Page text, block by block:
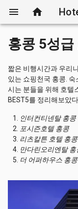
menu home
홍콩 5성급
짧은 비행시간과 우리
있는 쇼핑천국 홍콩.
시는 분들을 위해 호텔
BEST5를 정리해보았다.
인터컨티넨탈 홍콩
포시즌호텔 홍콩
리츠칼튼 호텔 홍콩
만다린오리엔탈 홍
더 어퍼하우스 홍콩